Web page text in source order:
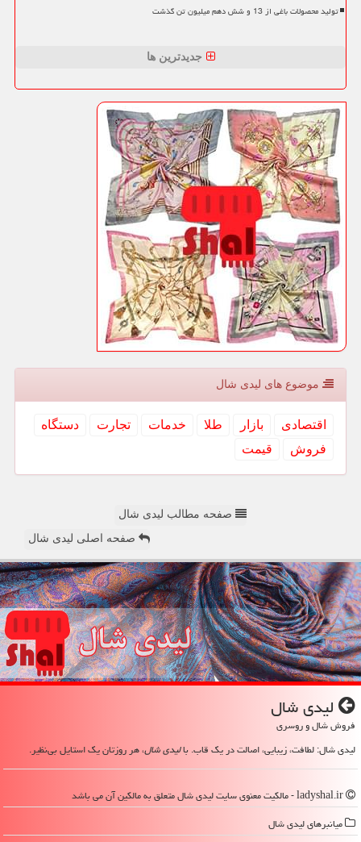
تولید محصولات باغی از 13 و شش دهم میلیون تن گذشت
جدیدترین ها
موضوع های لیدی شال
اقتصادی بازار طلا خدمات تجارت
دستگاه
فروش
قیمت
صفحه مطالب لیدی شال
صفحه اصلی لیدی شال
لیدی شال
فروش شال و روسری
لیدی شال: لطافت، زیبایی، اصالت در یک قاب. بالیدی شال، هر روزتان یک استایل بی‌نظیر.
میانبرهای لیدی شال